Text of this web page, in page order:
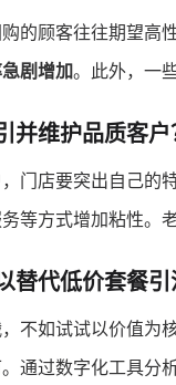
的顾客往往期望高性
剧增加。此外，一
并维护品质客户
门店要突出自己的
等方式增加粘性。
替代低价套餐引
不如试试以价值为
通过数字化工具分